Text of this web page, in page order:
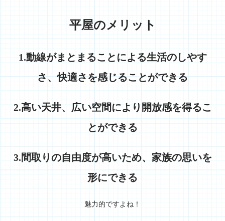
平屋のメリット
1.動線がまとまることによる生活のしやす
さ、快適さを感じることができる
2.高い天井、広い空間により開放感を得るこ
とができる
3.間取りの自由度が高いため、家族の思いを
形にできる
魅力的ですよね！